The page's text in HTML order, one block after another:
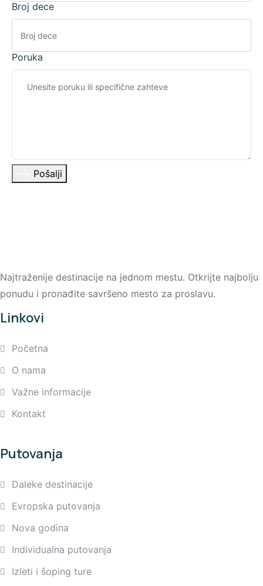
Broj dece
Poruka
Pošalji
Najtraženije destinacije na jednom mestu. Otkrijte najbolju
ponudu i pronađite savršeno mesto za proslavu.
Linkovi
Početna
O nama
Važne informacije
Kontakt
Putovanja
Daleke destinacije
Evropska putovanja
Nova godina
Individualna putovanja
Izleti i šoping ture